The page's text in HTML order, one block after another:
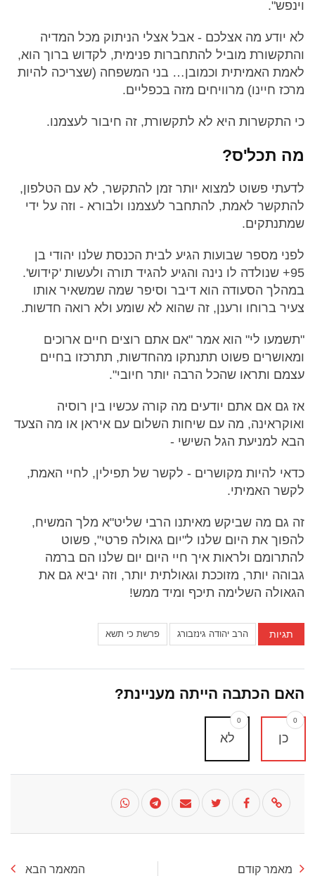
וינפש".
לא יודע מה אצלכם - אבל אצלי הניתוק מכל המדיה
והתקשורת מוביל להתחברות פנימית, לקדוש ברוך הוא,
לאמת האמיתית וכמובן… בני המשפחה (שצריכה להיות
מרכז חיינו) מרוויחים מזה בכפליים.
כי התקשרות היא לא לתקשורת, זה חיבור לעצמנו.
מה תכל'ס?
לדעתי פשוט למצוא יותר זמן להתקשר, לא עם הטלפון,
להתקשר לאמת, להתחבר לעצמנו ולבורא - וזה על ידי
שמתנתקים.
לפני מספר שבועות הגיע לבית הכנסת שלנו יהודי בן
95+ שנולדה לו נינה והגיע להגיד תורה ולעשות 'קידוש'.
במהלך הסעודה הוא דיבר וסיפר שמה שמשאיר אותו
צעיר ברוחו ורענן, זה שהוא לא שומע ולא רואה חדשות.
"תשמעו לי" הוא אמר "אם אתם רוצים חיים ארוכים
ומאושרים פשוט תתנתקו מהחדשות, תתרכזו בחיים
עצמם ותראו שהכל הרבה יותר חיובי".
אז גם אם אתם יודעים מה קורה עכשיו בין רוסיה
ואוקראינה, מה עם שיחות השלום עם איראן או מה הצעד
הבא למניעת הגל השישי -
כדאי להיות מקושרים - לקשר של תפילין, לחיי האמת,
לקשר האמיתי.
זה גם מה שביקש מאיתנו הרבי שליט"א מלך המשיח,
להפוך את היום שלנו ל"יום גאולה פרטי", פשוט
להתרומם ולראות איך חיי היום יום שלנו הם ברמה
גבוהה יותר, מזוככת וגאולתית יותר, וזה יביא גם את
הגאולה השלימה תיכף ומיד ממש!
תגיות הרב יהודה גינזבורג פרשת כי תשא
האם הכתבה הייתה מעניינת?
כן
0
לא
0
מאמר קודם המאמר הבא